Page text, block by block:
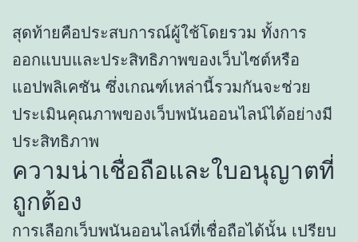
สุดท้ายคือประสบการณ์ผู้ใช้โดยรวม ทั้งการ
ออกแบบและประสิทธิภาพของเว็บไซต์หรือ
แอปพลิเคชัน ซึ่งเกณฑ์เหล่านี้รวมกันจะช่วย
ประเมินคุณภาพของเว็บพนันออนไลน์ได้อย่างมี
ประสิทธิภาพ
ความน่าเชื่อถือและใบอนุญาตที่
ถูกต้อง
การเลือกเว็บพนันออนไลน์ที่เชื่อถือได้นั้น เปรียบ